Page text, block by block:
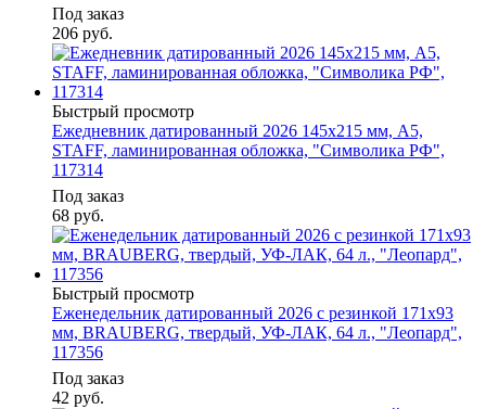
Под заказ
206 руб.
Быстрый просмотр
Ежедневник датированный 2026 145х215 мм, А5,
STAFF, ламинированная обложка, "Символика РФ",
117314
Под заказ
68 руб.
Быстрый просмотр
Еженедельник датированный 2026 с резинкой 171х93
мм, BRAUBERG, твердый, УФ-ЛАК, 64 л., "Леопард",
117356
Под заказ
42 руб.